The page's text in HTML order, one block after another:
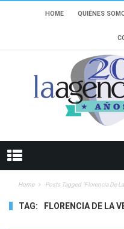
HOME QUIÉNES
Home Posts Tagged "Florencia De
TAG: FLORENCIA DE LA